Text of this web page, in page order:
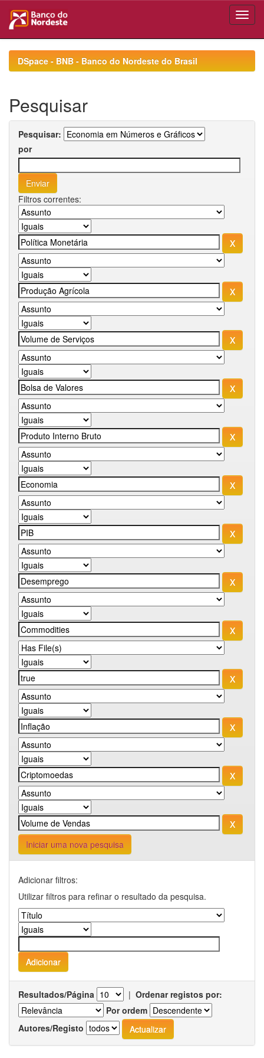
navigationDSpace - BNB - Banco do Nordeste do Brasil
Pesquisar
Pesquisar:
por
Filtros correntes:
Iniciar uma nova pesquisa
Adicionar filtros:
Utilizar filtros para refinar o resultado da pesquisa.
Resultados/Página | Ordenar registos por:
Por ordem
Autores/Registo